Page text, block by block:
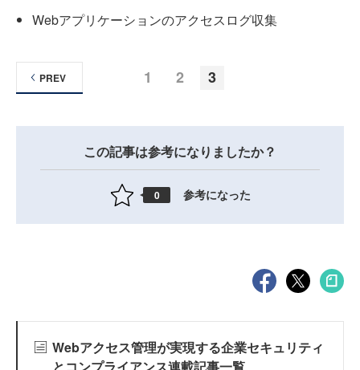
Webアプリケーションのアクセスログ収集
1 2 3
PREV
この記事は参考になりましたか？
0 参考になった
Webアクセス管理が実現する企業セキュリティ
とコンプライアンス連載記事一覧